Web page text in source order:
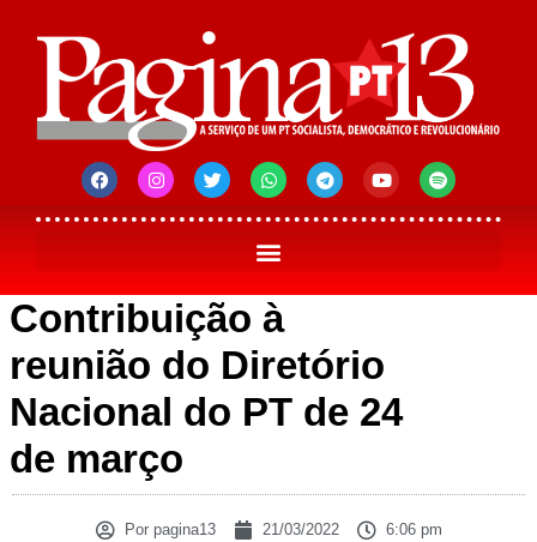
Contribuição à
reunião do Diretório
Nacional do PT de 24
de março
Porpagina13 21/03/2022
6:06 pm